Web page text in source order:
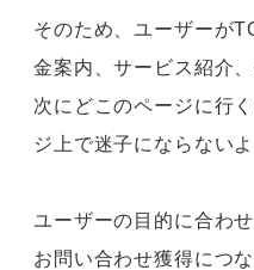
そのため、ユーザーが
金案内、サービス紹介
次にどこのページに行
ジ上で迷子にならない
ユーザーの目的に合わせ
お問い合わせ獲得につ